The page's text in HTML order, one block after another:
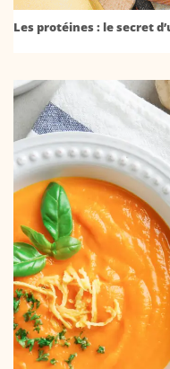
Les protéines : le secret